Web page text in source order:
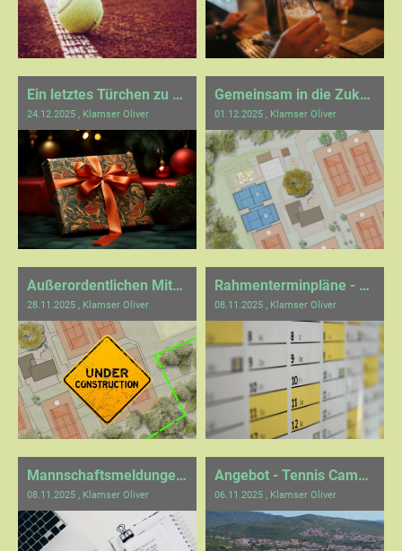
Ein letztes Türchen zu Weihnachten
24.12.2025 , Klamser Oliver
Gemeinsam in die Zukunft
01.12.2025 , Klamser Oliver
Außerordentlichen Mitgliederversammlung
28.11.2025 , Klamser Oliver
Rahmenterminpläne - Verbandsspiele 2026
08.11.2025 , Klamser Oliver
Mannschaftsmeldungen für 2026
08.11.2025 , Klamser Oliver
Angebot - Tennis Camp 2026
06.11.2025 , Klamser Oliver